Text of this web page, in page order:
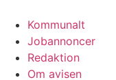
indhold
Kommunalt
Jobannoncer
Redaktion
Om avisen